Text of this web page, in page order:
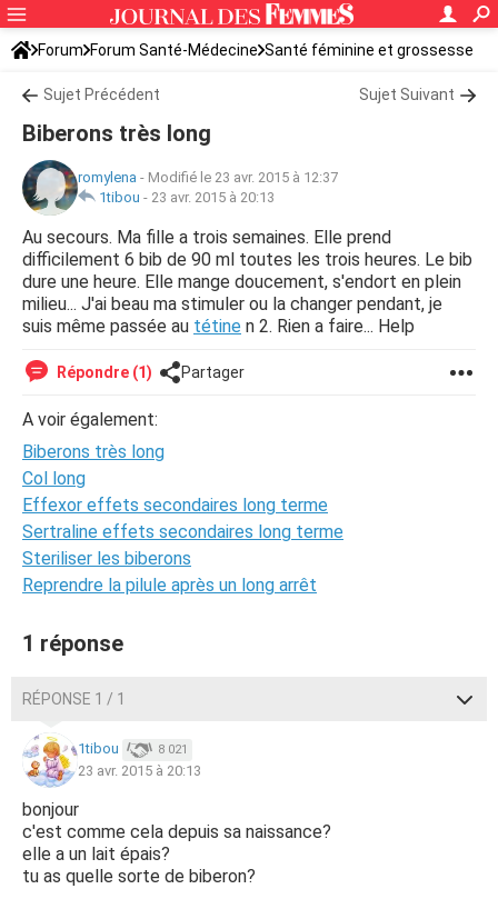
Forum Forum Santé-Médecine Santé féminine et grossesse
Santé du bébé
Sujet Précédent Sujet Suivant
Biberons très long
romylena - Modifié le 23 avr. 2015 à 12:37
1tibou - 23 avr. 2015 à 20:13
Au secours. Ma fille a trois semaines. Elle prend
difficilement 6 bib de 90 ml toutes les trois heures. Le bib
dure une heure. Elle mange doucement, s'endort en plein
milieu... J'ai beau ma stimuler ou la changer pendant, je
suis même passée au tétine n 2. Rien a faire... Help
Répondre (1) Partager
A voir également:
Biberons très long
Col long
Effexor effets secondaires long terme
Sertraline effets secondaires long terme
Steriliser les biberons
Reprendre la pilule après un long arrêt
1 réponse
RÉPONSE 1 / 1
1tibou 8 021
23 avr. 2015 à 20:13
bonjour
c'est comme cela depuis sa naissance?
elle a un lait épais?
tu as quelle sorte de biberon?